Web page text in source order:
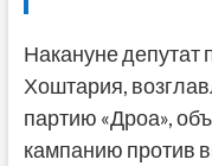
Накануне депутат
Хоштария,
партию «Дроа»,
кампанию против